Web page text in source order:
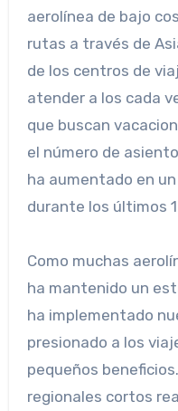
aerolínea de bajo
rutas a través de
de los centros de
atender a los cada
que buscan
el número de
ha aumentado en
durante los últimos
Como muchas aerolíneas de bajo costo, Jeju Air
ha mantenido un
ha implementado
presionado a los
pequeños
regionales cortos